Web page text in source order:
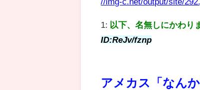
1: 以下、名無しにかわり
ID:ReJv/fznp
アメカス「なん